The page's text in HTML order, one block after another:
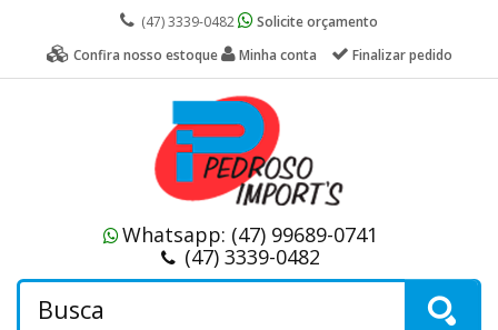
(47) 3339-0482
Solicite orçamento
Confira nosso estoque
Minha conta Finalizar pedido
Whatsapp: (47) 99689-0741
(47) 3339-0482